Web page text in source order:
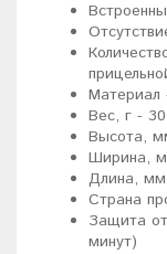
Вес, г - 30
Высота,
Ширина,
Длина,
Страна
Защита
минут)